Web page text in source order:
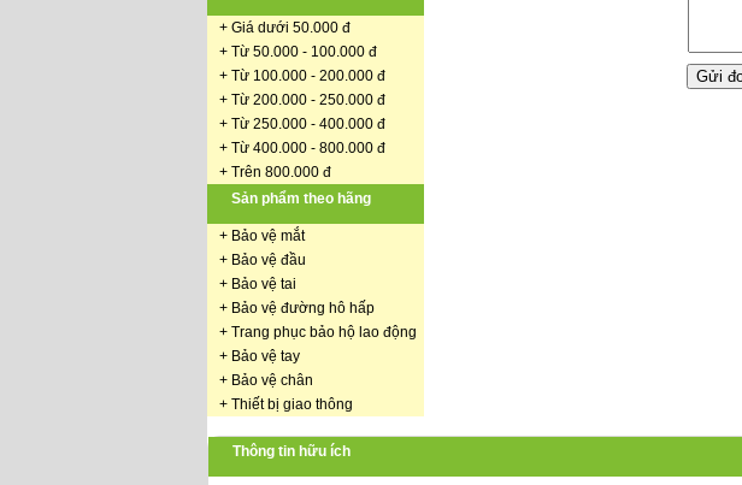
+ Giá dưới 50.000 đ
+ Từ 50.000 - 100.000 đ
+ Từ 100.000 - 200.000 đ
+ Từ 200.000 - 250.000 đ
+ Từ 250.000 - 400.000 đ
+ Từ 400.000 - 800.000 đ
+ Trên 800.000 đ
Sản phẩm theo hãng
+ Bảo vệ mắt
+ Bảo vệ đầu
+ Bảo vệ tai
+ Bảo vệ đường hô hấp
+ Trang phục bảo hộ lao động
+ Bảo vệ tay
+ Bảo vệ chân
+ Thiết bị giao thông
Thông tin hữu ích